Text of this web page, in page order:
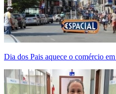
Dia dos Pais aquece o comércio